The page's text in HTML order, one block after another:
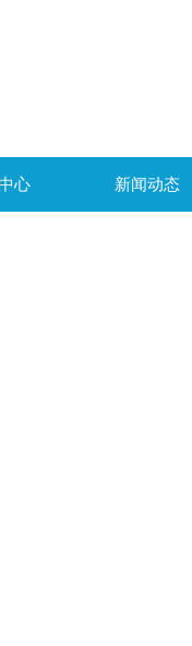
心 新闻动态